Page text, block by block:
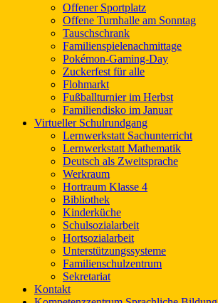
Offener Sportplatz
Offene Turnhalle am Sonntag
Tauschschrank
Familienspielenachmittage
Pokémon-Gaming-Day
Zuckerfest für alle
Flohmarkt
Fußballturnier im Herbst
Familiendisko im Januar
Virtueller Schulrundgang
Lernwerkstatt Sachunterricht
Lernwerkstatt Mathematik
Deutsch als Zweitsprache
Werkraum
Hortraum Klasse 4
Bibliothek
Kinderküche
Schulsozialarbeit
Hortsozialarbeit
Unterstützungssysteme
Familienschulzentrum
Sekretariat
Kontakt